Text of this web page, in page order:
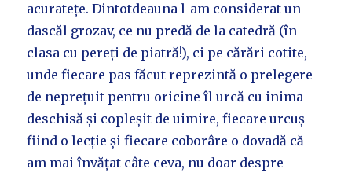
acuratețe. Dintotdeauna l-am considerat un
dascăl grozav, ce nu predă de la catedră (în
clasa cu pereți de piatră!), ci pe cărări cotite,
unde fiecare pas făcut reprezintă o prelegere
de neprețuit pentru oricine îl urcă cu inima
deschisă și copleșit de uimire, fiecare urcuș
fiind o lecție și fiecare coborâre o dovadă că
am mai învățat câte ceva, nu doar despre